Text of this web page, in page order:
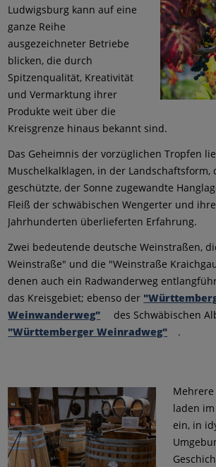
Ludwigsburg kann auf eine
ganze Reihe
ausgezeichneter Betriebe
blicken, die durch
Spitzenqualität, Kreativität
und Vermarktung ihrer
Produkte weit über die
Kreisgrenze hinaus bekannt sind.
Das Geheimnis der vorzüglichen Tropfen
Muschelkalklagen, in der Landschaftsform,
geschützte, der Sonne zugewandte
Fleiß der schwäbischen Wengerter und
Jahrhunderten überlieferten Erfahrung.
Zwei bedeutende deutsche Weinstraßen,
Weinstraße" und die "Weinstraße
denen auch ein Radwanderweg
das Kreisgebiet; ebenso der
Weinwanderweg"
des Schwäbischen
"Württemberger Weinradweg"
.
Mehrere
laden
ein, in